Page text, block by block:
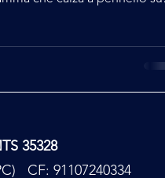
specchia nella folla e con
esistenza sull’altare
35328
CF: 91107240334